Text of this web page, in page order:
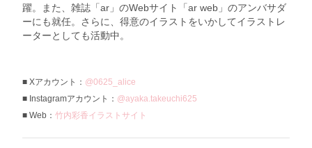
躍。また、雑誌「ar」のWebサイト「ar web」のアンバサダ
ーにも就任。さらに、得意のイラストをいかしてイラストレ
ーターとしても活動中。
Xアカウント： @0625_alice
Instagramアカウント： @ayaka.takeuchi625
Web： 竹内彩香イラストサイト